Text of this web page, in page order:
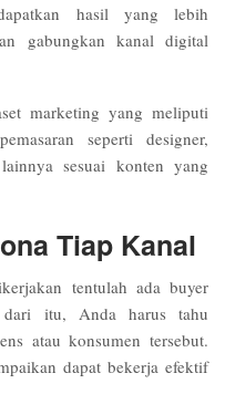
hasil yang lebih
gabungkan kanal digital
marketing yang meliputi
seperti designer,
sesuai konten yang
Tiap Kanal
tentulah ada buyer
dari itu, Anda harus tahu
atau konsumen tersebut.
dapat bekerja efektif